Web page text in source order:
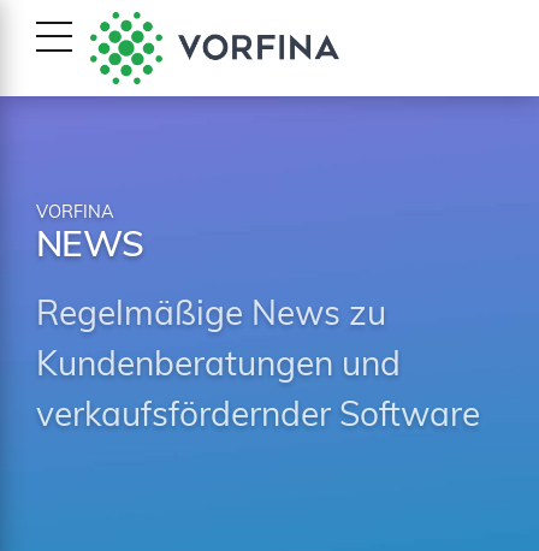
VORFINA
NEWS
Regelmäßige News zu
Kundenberatungen und
verkaufsfördernder Software